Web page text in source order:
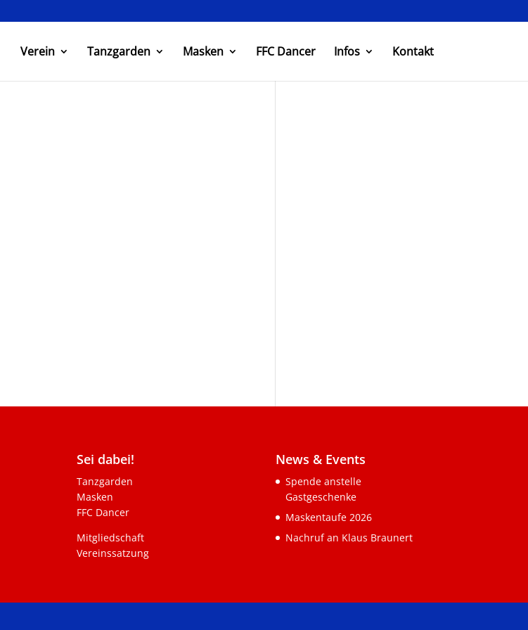
Verein Tanzgarden Masken FFC Dancer Infos Kontakt
Sei dabei!
Tanzgarden
Masken
FFC Dancer
Mitgliedschaft
Vereinssatzung
News & Events
Spende anstelle
Gastgeschenke
Maskentaufe 2026
Nachruf an Klaus Braunert